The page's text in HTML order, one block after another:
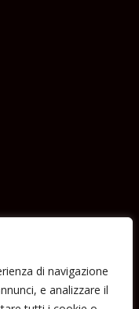
di navigazione
e analizzare il